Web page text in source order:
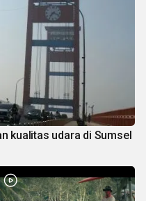
kualitas udara di Sumsel